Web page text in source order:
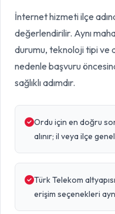
İnternet hizmeti ilçe
değerlendirilir. Aynı
durumu, teknoloji tipi ve
nedenle başvuru
sağlıklı adımdır.
Ordu için en doğru
alınır; il veya ilçe
Türk Telekom
erişim seçenekleri